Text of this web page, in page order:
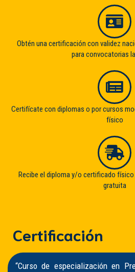
Obtén una certificación con validez
para convocatorias
Certifícate con diplomas o por cursos
físico
Recibe el diploma y/o certificado
gratuita
Certificación
“Curso de especialización en